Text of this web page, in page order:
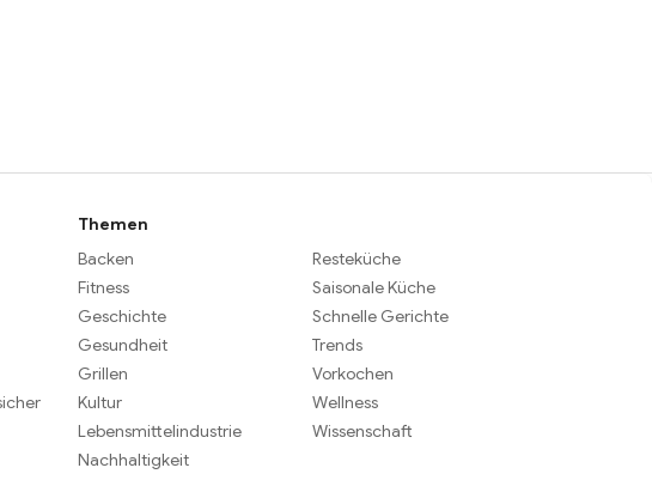
Themen
Backen
Fitness
Geschichte
Gesundheit
Grillen
Kultur
Lebensmittelindustrie
Nachhaltigkeit
Resteküche
Saisonale Küche
Schnelle Gerichte
Trends
Vorkochen
Wellness
Wissenschaft